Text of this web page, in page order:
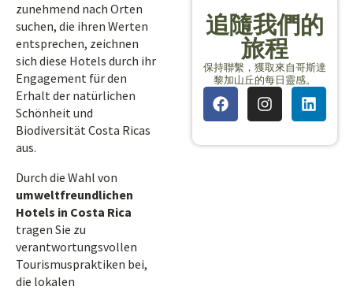
zunehmend nach Orten
suchen, die ihren Werten
entsprechen, zeichnen
sich diese Hotels durch ihr
Engagement für den
Erhalt der natürlichen
Schönheit und
Biodiversität Costa Ricas
aus.
Durch die Wahl von
umweltfreundlichen
Hotels in Costa Rica
tragen Sie zu
verantwortungsvollen
Tourismuspraktiken bei,
die lokalen
追隨我們的
旅程
保持聯繫，獲取來自哥斯達
黎加山丘的每日靈感。